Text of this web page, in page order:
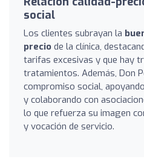
social
Los clientes subrayan la
precio de la clínica,
tarifas excesivas y que hay
tratamientos. Además, Don
compromiso social,
y colaborando con
lo que refuerza su imagen
y vocación de servicio.